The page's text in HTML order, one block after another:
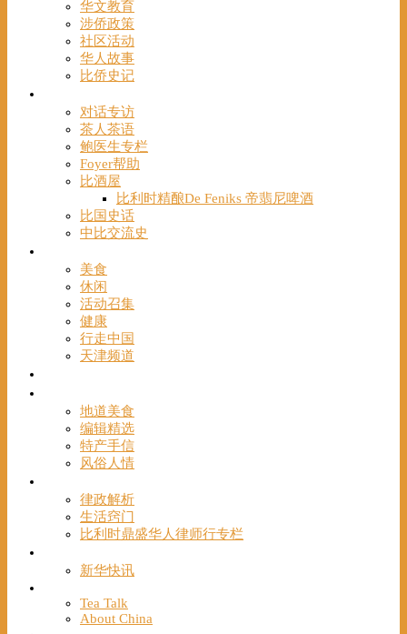
华文教育
涉侨政策
社区活动
华人故事
比侨史记
对话专访
茶人茶语
鲍医生专栏
Foyer帮助
比酒屋
比利时精酿De Feniks 帝翡尼啤酒
比国史话
中比交流史
美食
休闲
活动召集
健康
行走中国
天津频道
地道美食
编辑精选
特产手信
风俗人情
律政解析
生活窍门
比利时鼎盛华人律师行专栏
新华快讯
Tea Talk
About China